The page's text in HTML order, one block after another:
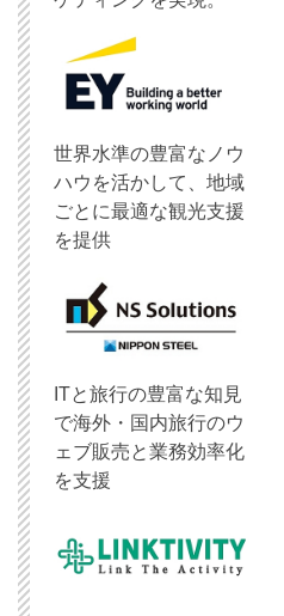
世界水準の豊富なノウ
ハウを活かして、地域
ごとに最適な観光支援
を提供
ITと旅行の豊富な知見
で海外・国内旅行のウ
ェブ販売と業務効率化
を支援